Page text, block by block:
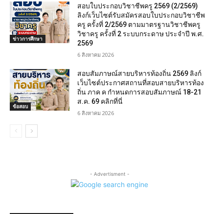
ข่าวการศึกษา
สอบใบประกอบวิชาชีพครู 2569 (2/2569)
ลิงก์เว็บไซต์รับสมัครสอบใบประกอบวิชาชีพ
ครู ครั้งที่ 2/2569 ตามมาตรฐานวิชาชีพครู
วิชาครู ครั้งที่ 2 ระบบกระดาษ ประจำปี พ.ศ.
2569
6 สิงหาคม 2026
ข้อสอบ
สอบสัมภาษณ์สายบริหารท้องถิ่น 2569 ลิงก์
เว็บไซต์ประกาศสถานที่สอบสายบริหารท้อง
ถิ่น ภาค ค กำหนดการสอบสัมภาษณ์ 18-21
ส.ค. 69 คลิกที่นี่
6 สิงหาคม 2026
- Advertisment -